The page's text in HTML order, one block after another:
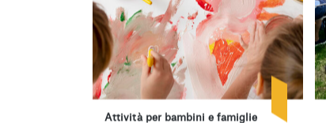
Attività per bambini e famiglie